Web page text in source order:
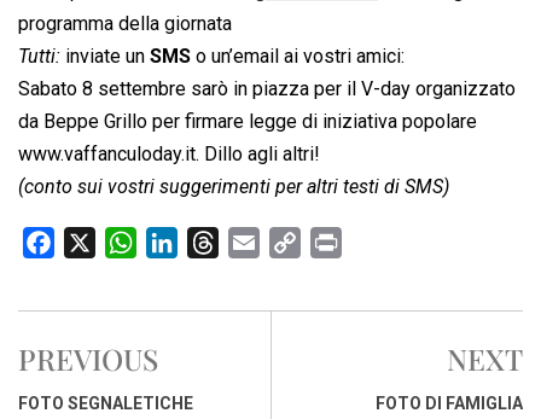
programma della giornata
Tutti: inviate un SMS o un’email ai vostri amici:
Sabato 8 settembre sarò in piazza per il V-day organizzato
da Beppe Grillo per firmare legge di iniziativa popolare
www.vaffanculoday.it. Dillo agli altri! 
(conto sui vostri suggerimenti per altri testi di SMS)
c
b
o
W
a
s
A
n
d
r
a
p
i
PREVIOUS
FOTO SEGNALETICHE
NEXT
FOTO DI FAMIGLIA